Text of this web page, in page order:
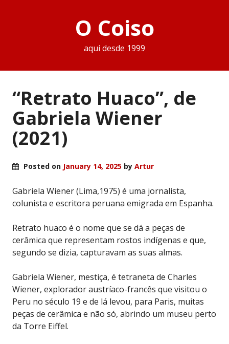
O Coiso
aqui desde 1999
“Retrato Huaco”, de
Gabriela Wiener
(2021)
Posted on January 14, 2025 by Artur
Gabriela Wiener (Lima,1975) é uma jornalista,
colunista e escritora peruana emigrada em Espanha.
Retrato huaco é o nome que se dá a peças de
cerâmica que representam rostos indígenas e que,
segundo se dizia, capturavam as suas almas.
Gabriela Wiener, mestiça, é tetraneta de Charles
Wiener, explorador austríaco-francês que visitou o
Peru no século 19 e de lá levou, para Paris, muitas
peças de cerâmica e não só, abrindo um museu perto
da Torre Eiffel.